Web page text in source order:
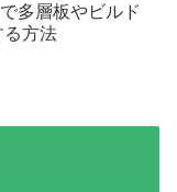
多層板やビルド
る方法